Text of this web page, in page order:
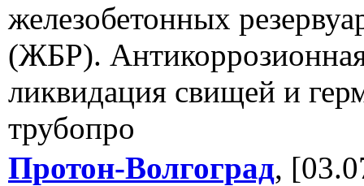
железобетонных
(ЖБР).
ликвидация свищей и
трубопро
Протон-Волгоград,